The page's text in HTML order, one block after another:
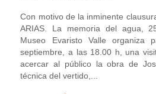
Con motivo de la inminente
ARIAS. La memoria del agua,
Museo Evaristo Valle organiza
septiembre, a las 18.00 h, una
acercar al público la obra de
técnica del vertido,...